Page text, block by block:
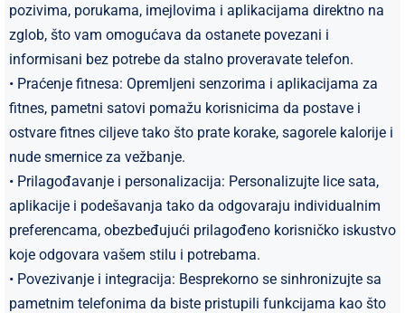
pozivima, porukama, imejlovima i aplikacijama direktno na
zglob, što vam omogućava da ostanete povezani i
informisani bez potrebe da stalno proveravate telefon.
• Praćenje fitnesa: Opremljeni senzorima i aplikacijama za
fitnes, pametni satovi pomažu korisnicima da postave i
ostvare fitnes ciljeve tako što prate korake, sagorele kalorije i
nude smernice za vežbanje.
• Prilagođavanje i personalizacija: Personalizujte lice sata,
aplikacije i podešavanja tako da odgovaraju individualnim
preferencama, obezbeđujući prilagođeno korisničko iskustvo
koje odgovara vašem stilu i potrebama.
• Povezivanje i integracija: Besprekorno se sinhronizujte sa
pametnim telefonima da biste pristupili funkcijama kao što